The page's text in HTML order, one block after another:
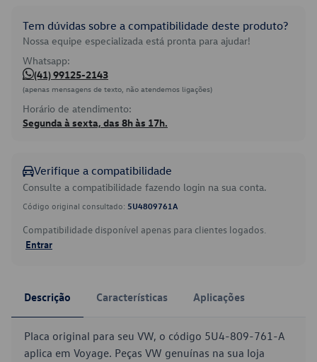
Tem dúvidas sobre a compatibilidade deste produto?
Nossa equipe especializada está pronta para ajudar!
Whatsapp:
(41) 99125-2143
(apenas mensagens de texto, não atendemos ligações)
Horário de atendimento:
Segunda à sexta, das 8h às 17h.
Verifique a compatibilidade
Consulte a compatibilidade fazendo login na sua conta.
Código original consultado: 5U4809761A
Compatibilidade disponível apenas para clientes logados.
Entrar
Descrição Características Aplicações
Placa original para seu VW, o código 5U4-809-761-A
aplica em Voyage. Peças VW genuínas na sua loja